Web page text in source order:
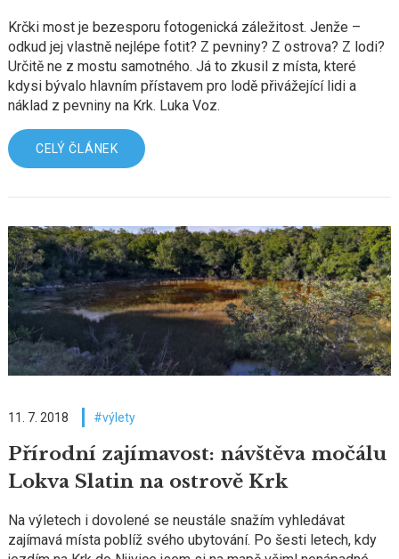
Krčki most je bezesporu fotogenická záležitost. Jenže –
odkud jej vlastně nejlépe fotit? Z pevniny? Z ostrova? Z lodi?
Určitě ne z mostu samotného. Já to zkusil z místa, které
kdysi bývalo hlavním přístavem pro lodě přivážející lidi a
náklad z pevniny na Krk. Luka Voz.
CELÝ ČLÁNEK
11. 7. 2018 výlety
Přírodní zajímavost: návštěva močálu
Lokva Slatin na ostrově Krk
Na výletech i dovolené se neustále snažím vyhledávat
zajímavá místa poblíž svého ubytování. Po šesti letech, kdy